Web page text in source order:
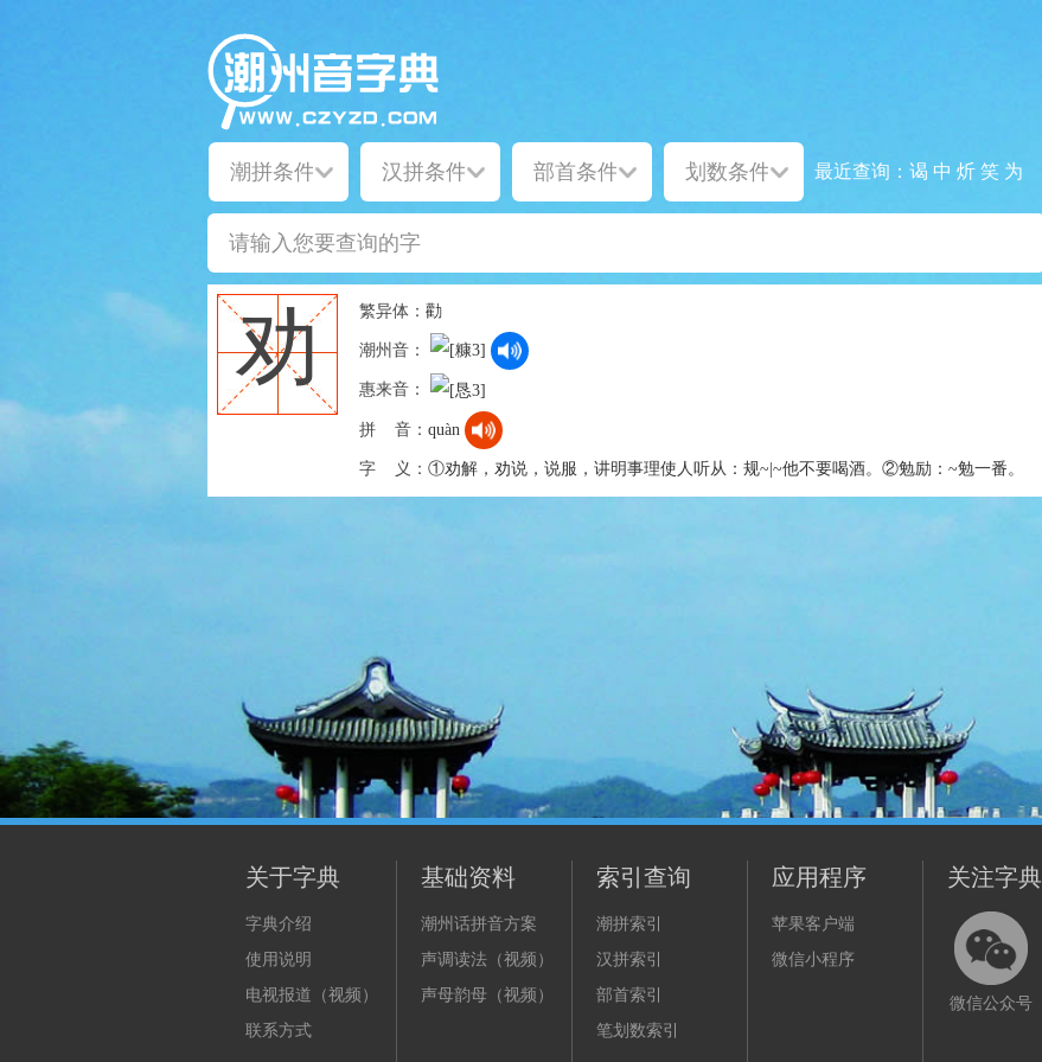
最近查询： 谒 中 炘 笑 为
劝 繁异体： 勸
潮州音：
惠来音：
拼 音： quàn
字 义： ①劝解，劝说，说服，讲明事理使人听从：规~|~他不要喝酒。②勉励：~勉一番。
关于字典
字典介绍
使用说明
电视报道（视频）
联系方式
基础资料
潮州话拼音方案
声调读法（视频）
声母韵母（视频）
索引查询
潮拼索引
汉拼索引
部首索引
笔划数索引
应用程序
苹果客户端
微信小程序
关注字典
微信公众号